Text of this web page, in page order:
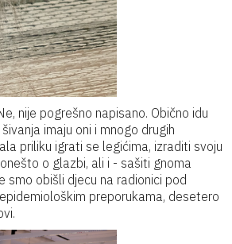
nije pogrešno napisano. Obično idu
imaju oni i mnogo drugih
priliku igrati se legićima, izraditi svoju
o glazbi, ali i - sašiti gnoma
smo obišli djecu na radionici pod
preporukama, desetero